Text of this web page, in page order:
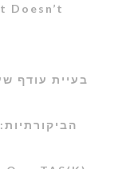
Doesn’t
בעיית עודף